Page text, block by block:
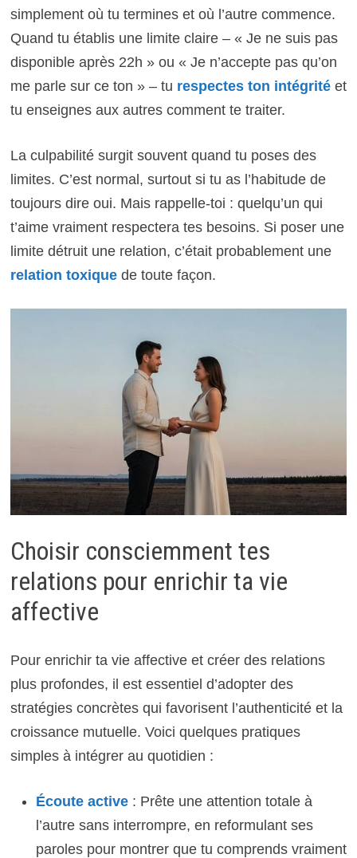
simplement où tu termines et où l’autre commence.
Quand tu établis une limite claire – « Je ne suis pas
disponible après 22h » ou « Je n’accepte pas qu’on
me parle sur ce ton » – tu respectes ton intégritéet
tu enseignes aux autres comment te traiter.
La culpabilité surgit souvent quand tu poses des
limites. C’est normal, surtout si tu as l’habitude de
toujours dire oui. Mais rappelle-toi : quelqu’un qui
t’aime vraiment respectera tes besoins. Si poser une
limite détruit une relation, c’était probablement une
relation toxique de toute façon.
Choisir consciemment tes
relations pour enrichir ta vie
affective
Pour enrichir ta vie affective et créer des relations
plus profondes, il est essentiel d’adopter des
stratégies concrètes qui favorisent l’authenticité et la
croissance mutuelle. Voici quelques pratiques
simples à intégrer au quotidien :
Écoute active: Prête une attention totale à
l’autre sans interrompre, en reformulant ses
paroles pour montrer que tu comprends vraiment